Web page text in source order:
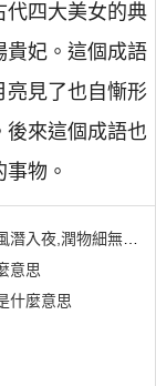
代四大美女的典
貴妃。這個成語
亮見了也自慚形
後來這個成語也
物。
潛入夜,潤物細無聲
意思
什麼意思